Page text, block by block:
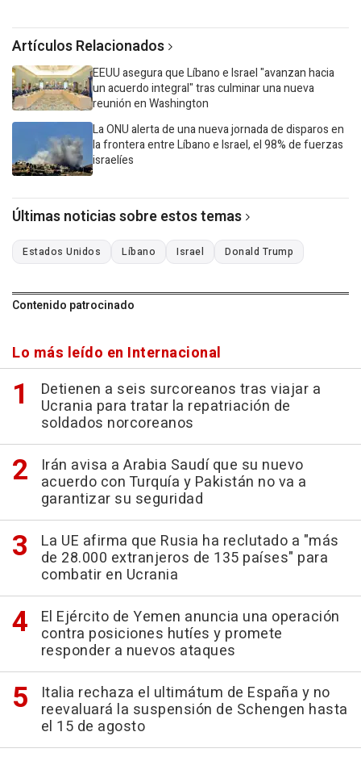
Artículos Relacionados
EEUU asegura que Líbano e Israel "avanzan hacia
un acuerdo integral" tras culminar una nueva
reunión en Washington
La ONU alerta de una nueva jornada de disparos en
la frontera entre Líbano e Israel, el 98% de fuerzas
israelíes
Últimas noticias sobre estos temas
Estados Unidos Líbano Israel Donald Trump
Contenido patrocinado
Lo más leído en Internacional
Detienen a seis surcoreanos tras viajar a
Ucrania para tratar la repatriación de
soldados norcoreanos
Irán avisa a Arabia Saudí que su nuevo
acuerdo con Turquía y Pakistán no va a
garantizar su seguridad
La UE afirma que Rusia ha reclutado a "más
de 28.000 extranjeros de 135 países" para
combatir en Ucrania
El Ejército de Yemen anuncia una operación
contra posiciones hutíes y promete
responder a nuevos ataques
Italia rechaza el ultimátum de España y no
reevaluará la suspensión de Schengen hasta
el 15 de agosto